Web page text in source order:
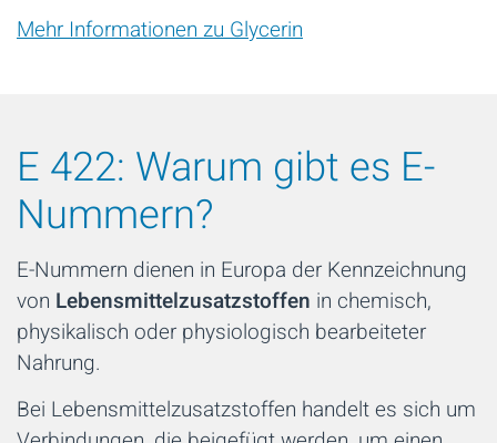
Mehr Informationen zu Glycerin
E 422: Warum gibt es E-
Nummern?
E-Nummern dienen in Europa der Kennzeichnung
von Lebensmittelzusatzstoffen in chemisch,
physikalisch oder physiologisch bearbeiteter
Nahrung.
Bei Lebensmittelzusatzstoffen handelt es sich um